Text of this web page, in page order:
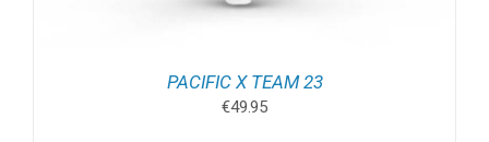
PACIFIC X TEAM 23
€49.95